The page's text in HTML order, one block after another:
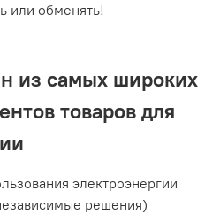
или обменять!
из самых широких
товаров для
электроэнергии
решения)